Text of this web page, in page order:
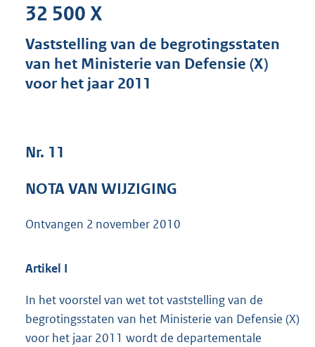
s
g
32 500 X
Vaststelling van de begrotingsstaten
van het Ministerie van Defensie (X)
voor het jaar 2011
Nr. 11
NOTA VAN WIJZIGING
Ontvangen 2 november 2010
Artikel I
In het voorstel van wet tot vaststelling van de
begrotingsstaten van het Ministerie van Defensie (X)
voor het jaar 2011 wordt de departementale